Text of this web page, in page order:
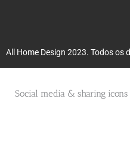
All Home Design 2023. Todos os
Social media & sharing